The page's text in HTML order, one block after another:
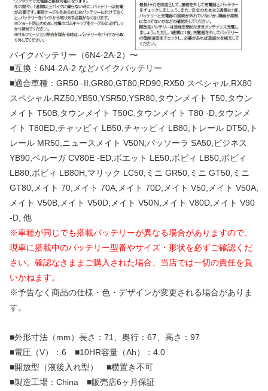
バイクバッテリー（6N4-2A-2）〜
■互換：6N4-2A-2 などバイクバッテリー
■適合車種：GR50 -II,GR80,GT80,RD90,RX50 スペシャル,RX80
スペシャル,RZ50,YB50,YSR50,YSR80,タウンメイト T50,タウン
メイト T50B,タウンメイト T50C,タウンメイト T80 -D,タウンメ
イト T80ED,チャッピィ LB50,チャッピィ LB80,トレール DT50,ト
レール MR50,ニュースメイト V50N,パッソーラ SA50,ビジネス
YB90,ベルーガ CV80E -ED,ポエット LE50,ボビィ LB50,ボビィ
LB80,ボビィ LB80H,マリック LC50,ミニ GR50,ミニ GT50,ミニ
GT80,メイト 70,メイト 70A,メイト 70D,メイト V50,メイト V50A,
メイト V50B,メイト V50D,メイト V50N,メイト V80D,メイト V90
-D, 他
※車種が同じでも搭載バッテリーが異なる場合がありますので、
現車に搭載中のバッテリー型番やサイズ・形状を必ずご確認くだ
さい。確認なきままご購入された場合、当店では一切の責任を負
いかねます。
※予告なく商品の仕様・色・デザインが変更される場合がありま
す。
■外形寸法（mm）長さ：71、奥行：67、高さ：97
■電圧（V）：6 ■10HR容量（Ah）：4.0
■開放型（液後入れ型） ■横置き不可
■製造工場：China ■販売店6ヶ月保証